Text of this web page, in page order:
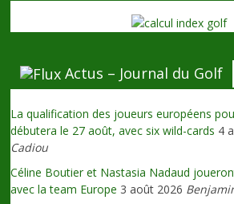
Actus – Journal du Golf
La qualification des joueurs européens
débutera le 27 août, avec six wild-cards 4
Cadiou
Céline Boutier et Nastasia Nadaud
avec la team Europe 3 août 2026